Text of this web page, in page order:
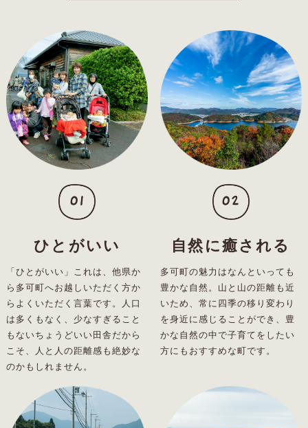
01
ひとがいい
「ひとがいい」これは、他県か
ら多可町へお越しいただく方か
らよくいただく言葉です。人口
は多くもなく、少なすぎること
もないちょうどいい田舎だから
こそ、人と人の距離感も絶妙な
のかもしれません。
02
自然に癒される
多可町の魅力はなんといっても
豊かな自然。山と山の距離も近
いため、常に四季の移り変わり
を身近に感じることができ、豊
かな自然の中で子育てをしたい
方にもおすすめな町です。